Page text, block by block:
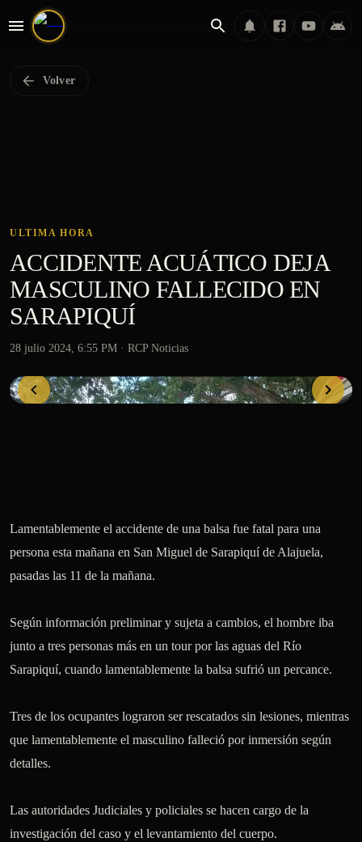
Volver
ULTIMA HORA
ACCIDENTE ACUÁTICO DEJA
MASCULINO FALLECIDO EN
SARAPIQUÍ
28 julio 2024, 6:55 PM · RCP Noticias
Lamentablemente el accidente de una balsa fue fatal para una
persona esta mañana en San Miguel de Sarapiquí de Alajuela,
pasadas las 11 de la mañana.
Según información preliminar y sujeta a cambios, el hombre iba
junto a tres personas más en un tour por las aguas del Río
Sarapiquí, cuando lamentablemente la balsa sufrió un percance.
Tres de los ocupantes lograron ser rescatados sin lesiones, mientras
que lamentablemente el masculino falleció por inmersión según
detalles.
Las autoridades Judiciales y policiales se hacen cargo de la
investigación del caso y el levantamiento del cuerpo.